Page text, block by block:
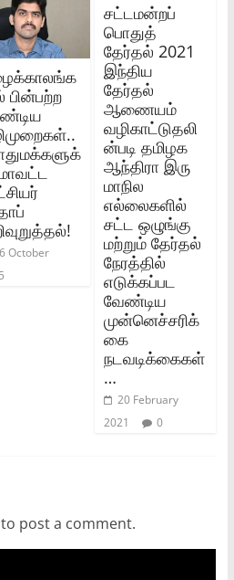
பின்பற்ற
October
சட்டமன்றப்
பொதுத்
தேர்தல் 2021
இந்திய
தேர்தல்
ஆணையம்
வழிகாட்டுதலி
ன்படி தமிழக
ஆந்திரா இரு
மாநில
எல்லைகளில்
சட்ட ஒழுங்கு
மற்றும் தேர்தல்
நேரத்தில்
எடுக்கப்பட
வேண்டிய
முன்னெச்சரிக்
கை
நடவடிக்கைகள்
…
20 February
2021
0
to post a comment.